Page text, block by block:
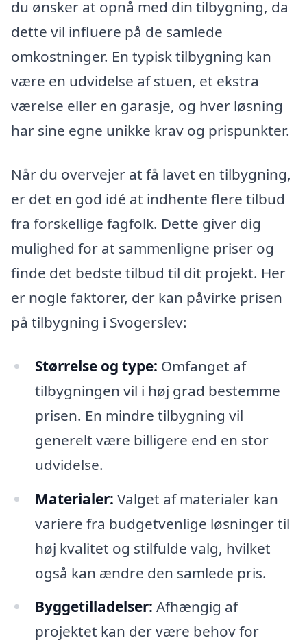
du ønsker at opnå med din tilbygning, da
dette vil influere på de samlede
omkostninger. En typisk tilbygning kan
være en udvidelse af stuen, et ekstra
værelse eller en garasje, og hver løsning
har sine egne unikke krav og prispunkter.
Når du overvejer at få lavet en tilbygning,
er det en god idé at indhente flere tilbud
fra forskellige fagfolk. Dette giver dig
mulighed for at sammenligne priser og
finde det bedste tilbud til dit projekt. Her
er nogle faktorer, der kan påvirke prisen
på tilbygning i Svogerslev:
Størrelse og type: Omfanget af
tilbygningen vil i høj grad bestemme
prisen. En mindre tilbygning vil
generelt være billigere end en stor
udvidelse.
Materialer: Valget af materialer kan
variere fra budgetvenlige løsninger til
høj kvalitet og stilfulde valg, hvilket
også kan ændre den samlede pris.
Byggetilladelser: Afhængig af
projektet kan der være behov for